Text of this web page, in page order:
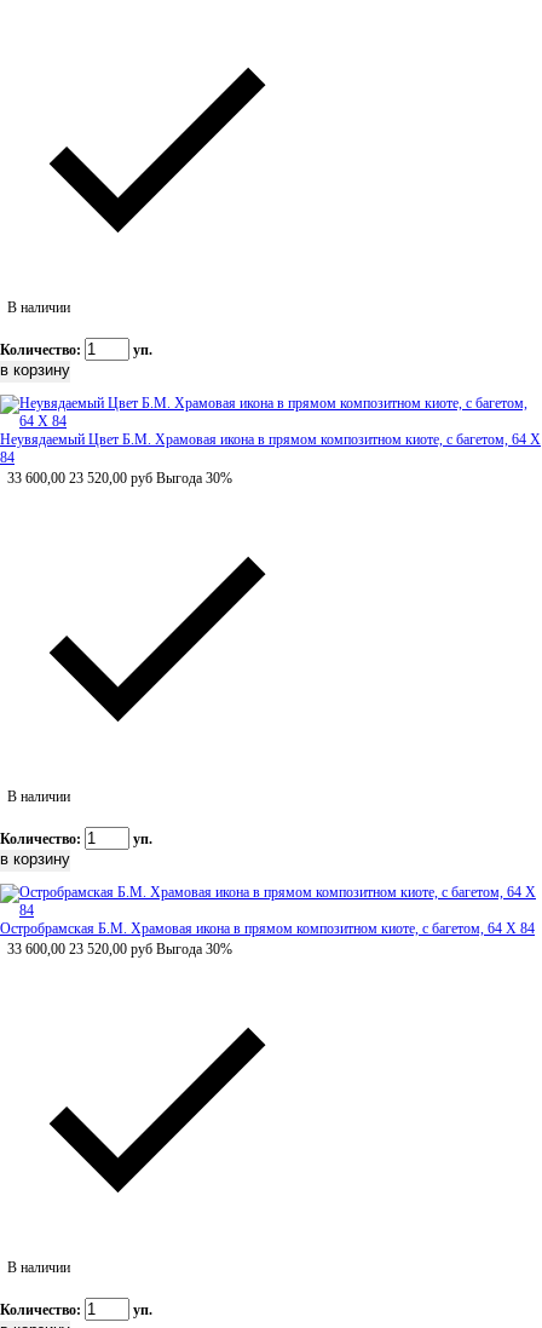
В наличии
Количество: уп.
Неувядаемый Цвет Б.М. Храмовая икона в прямом композитном киоте, с багетом, 64 Х
84
33 600,00 23 520,00 руб Выгода 30%
В наличии
Количество: уп.
Остробрамская Б.М. Храмовая икона в прямом композитном киоте, с багетом, 64 Х 84
33 600,00 23 520,00 руб Выгода 30%
В наличии
Количество: уп.